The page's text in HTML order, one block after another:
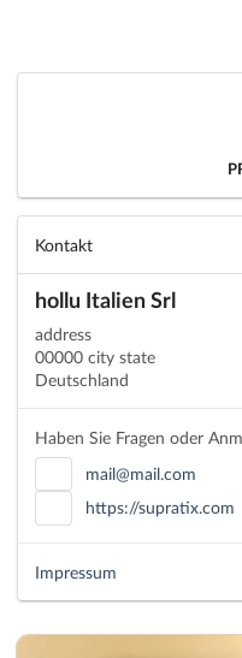
Kontakt
hollu Italien Srl
address
00000 city state
Deutschland
Haben Sie Fragen oder
mail@mail.com
https://supratix.com
Impressum